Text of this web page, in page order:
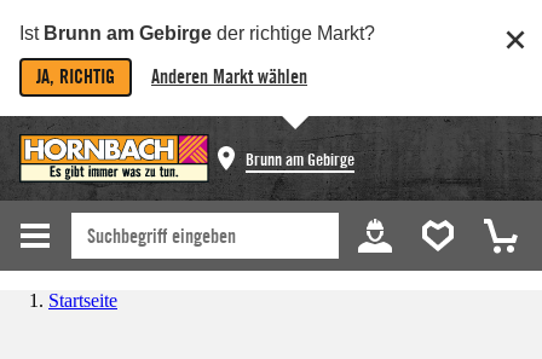
Ist Brunn am Gebirge der richtige Markt?
JA, RICHTIG Anderen Markt wählen
Brunn am Gebirge
Startseite